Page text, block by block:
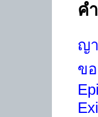
ค
ญ
ขอ